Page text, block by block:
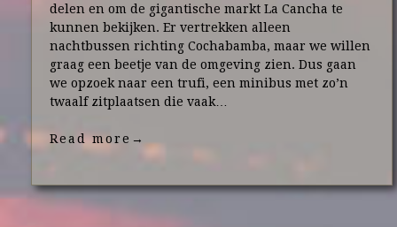
delen en om de gigantische markt La Cancha te
kunnen bekijken. Er vertrekken alleen
nachtbussen richting Cochabamba, maar we willen
graag een beetje van de omgeving zien. Dus gaan
we opzoek naar een trufi, een minibus met zo’n
twaalf zitplaatsen die vaak…
Read more →